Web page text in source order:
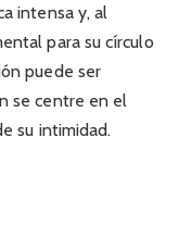
intensa y, al
para su círculo
puede ser
se centre en el
su intimidad.